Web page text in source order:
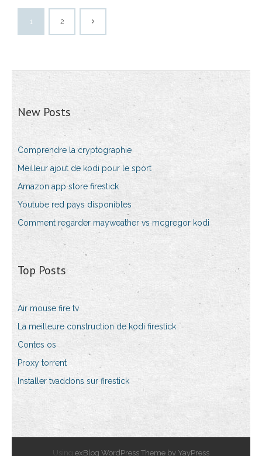
1 2
New Posts
Comprendre la cryptographie
Meilleur ajout de kodi pour le sport
Amazon app store firestick
Youtube red pays disponibles
Comment regarder mayweather vs mcgregor kodi
Top Posts
Air mouse fire tv
La meilleure construction de kodi firestick
Contes os
Proxy torrent
Installer tvaddons sur firestick
Using exBlog WordPress Theme by YayPress